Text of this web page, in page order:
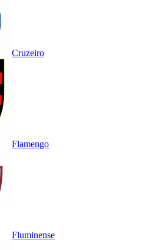
Cruzeiro
Flamengo
Fluminense